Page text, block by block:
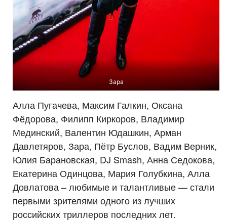
Зара
Алла Пугачева, Максим Галкин, Оксана
Фёдорова, Филипп Киркоров, Владимир
Мединский, Валентин Юдашкин, Арман
Давлетяров, Зара, Пётр Буслов, Вадим Верник,
Юлия Барановская, DJ Smash, Анна Седокова,
Екатерина Одинцова, Мария Голубкина, Алла
Довлатова – любимые и талантливые — стали
первыми зрителями одного из лучших
российских триллеров последних лет.